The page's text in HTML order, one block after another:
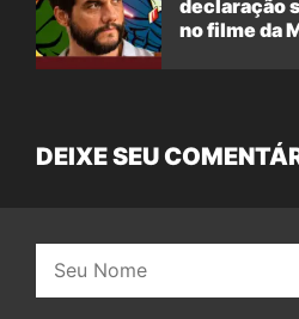
declaração
no filme da
DEIXE SEU